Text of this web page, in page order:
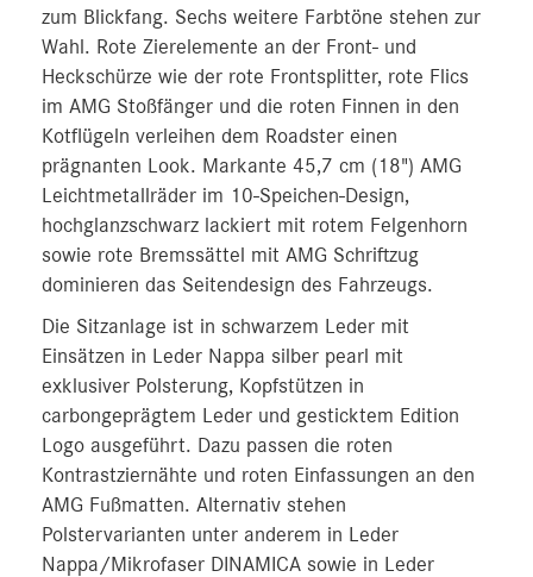
zum Blickfang. Sechs weitere Farbtöne stehen zur
Wahl. Rote Zierelemente an der Front- und
Heckschürze wie der rote Frontsplitter, rote Flics
im AMG Stoßfänger und die roten Finnen in den
Kotflügeln verleihen dem Roadster einen
prägnanten Look. Markante 45,7 cm (18") AMG
Leichtmetallräder im 10‑Speichen-Design,
hochglanzschwarz lackiert mit rotem Felgenhorn
sowie rote Bremssättel mit AMG Schriftzug
dominieren das Seitendesign des Fahrzeugs.
Die Sitzanlage ist in schwarzem Leder mit
Einsätzen in Leder Nappa silber pearl mit
exklusiver Polsterung, Kopfstützen in
carbongeprägtem Leder und gesticktem Edition
Logo ausgeführt. Dazu passen die roten
Kontrastziernähte und roten Einfassungen an den
AMG Fußmatten. Alternativ stehen
Polstervarianten unter anderem in Leder
Nappa/Mikrofaser DINAMICA sowie in Leder